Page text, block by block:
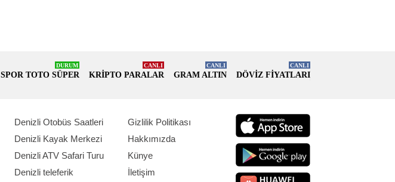
SPOR TOTO SÜPER
DURUM
KRİPTO PARALAR
CANLI
GRAM ALTIN
CANLI
DÖVİZ FİYATLARI
CANLI
Denizli Otobüs Saatleri
Denizli Kayak Merkezi
Denizli ATV Safari Turu
Denizli teleferik
Gizlilik Politikası
Hakkımızda
Künye
İletişim